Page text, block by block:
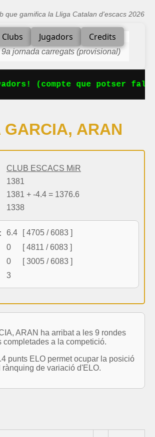
que gamifica la Lliga Catalan d'escacs 2026
Clubs Jugadors Credits
jornada carregats (provisional)
(compte que potser
GARCIA, ARAN
CLUB ESCACS MiR
1381
1381 + -4.4 = 1376.6
1338
6.4
[ 4705 / 6083 ]
0
[ 4811 / 6083 ]
0
[ 3005 / 6083 ]
3
ARAN ha arribat a les 9 rondes
completades a la competició.
punts ELO permet ocupar la posició
de variació d'ELO.